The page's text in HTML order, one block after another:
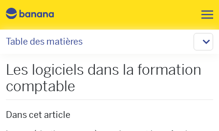
Les logiciels dans la formation
comptable
Dans cet article
Table des matières